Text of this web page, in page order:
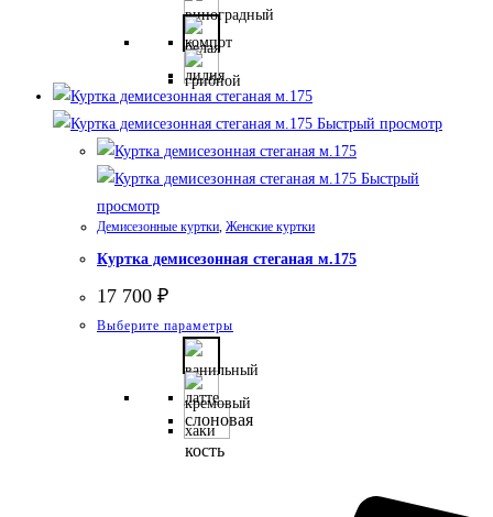
имеет
вариаций.
Опции
можно
выбрать
на
Быстрый просмотр
Быстрый
просмотр
Демисезонные куртки Женские куртки
Куртка демисезонная стеганая м.175
17 700 ₽
Выберите параметры
имеет
несколько
слоновая
кость